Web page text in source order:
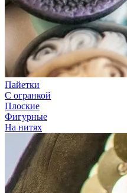
Пайетки
С огранкой
Плоские
Фигурные
На нитях